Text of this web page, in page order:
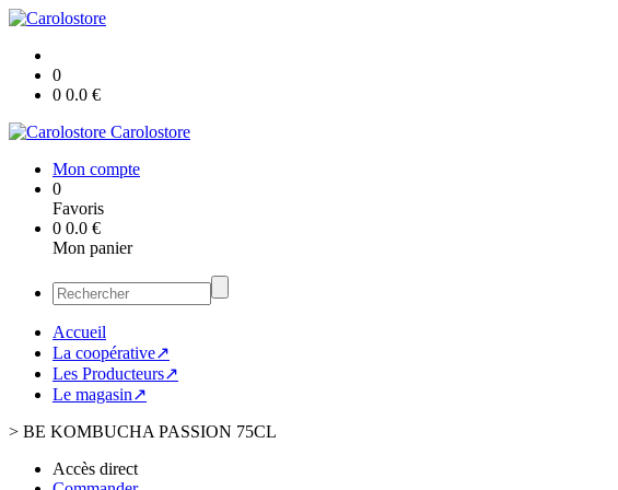
0
0 0.0 €
Carolostore
Mon compte
0
Favoris
0 0.0 €
Mon panier
Accueil
La coopérative↗
Les Producteurs↗
Le magasin↗
> BE KOMBUCHA PASSION 75CL
Accès direct